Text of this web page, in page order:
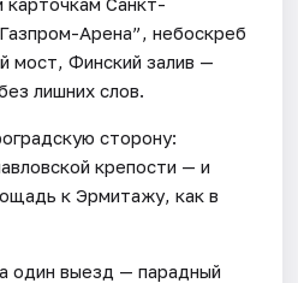
Арена”, небоскреб
мост, Финский залив —
лишних слов.
сторону:
крепости — и
к Эрмитажу, как в
один выезд — парадный